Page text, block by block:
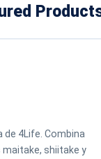
de 4Life. Combina
shiitake y